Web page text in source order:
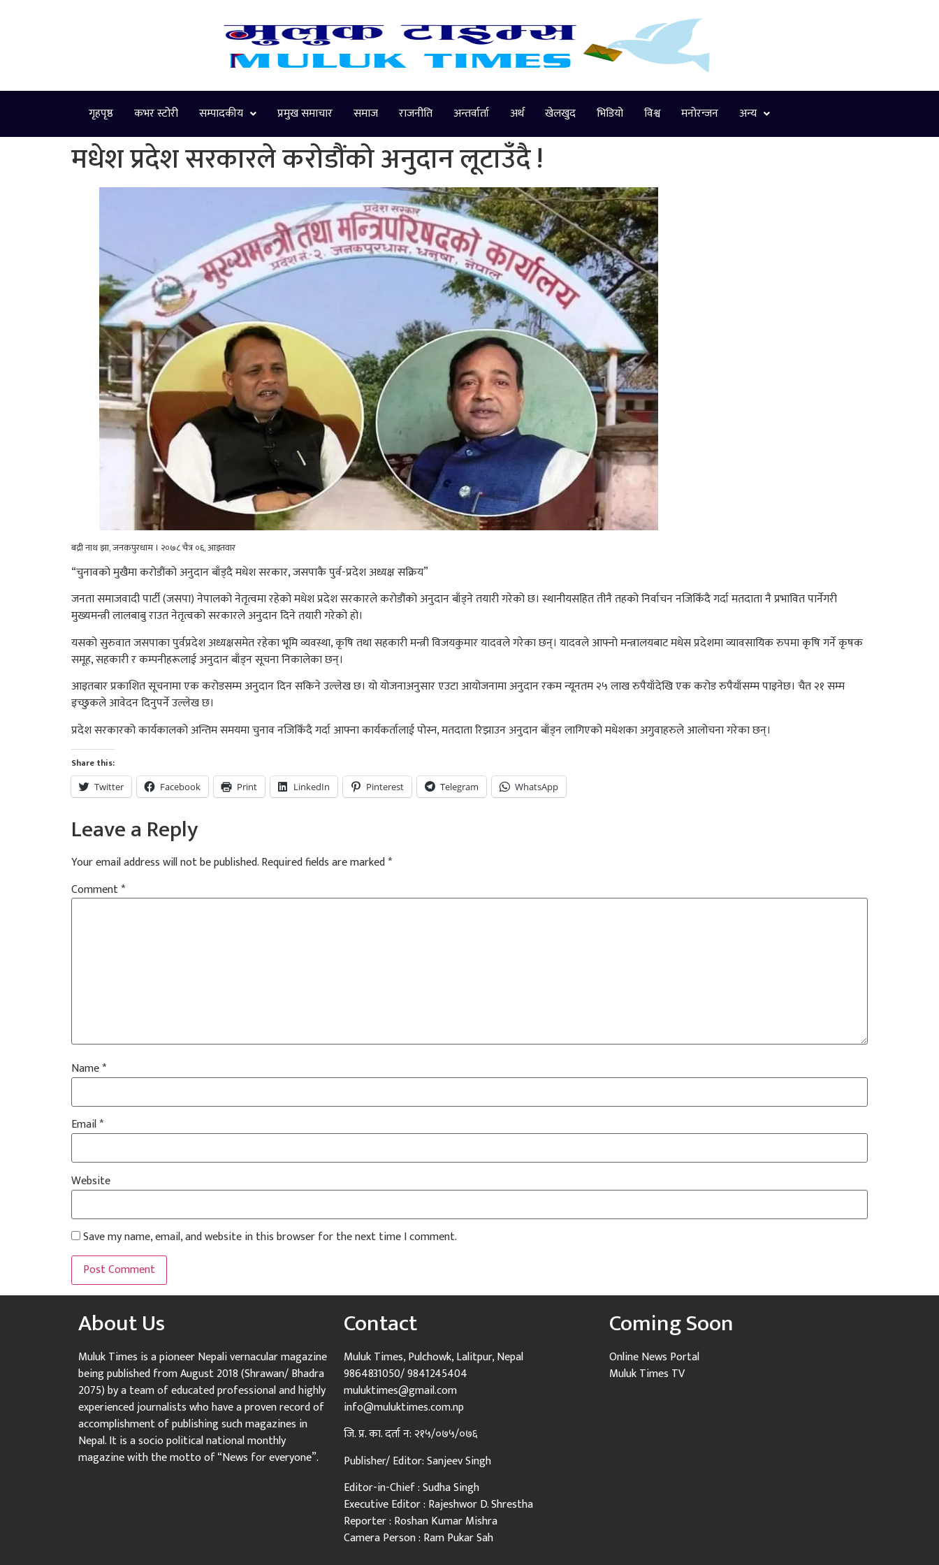
गृहपृष्ठ कभर स्टोरी सम्पादकीय प्रमुख समाचार समाज राजनीति अन्तर्वार्ता अर्थ खेलखुद भिडियो विश्व मनोरन्जन अन्य
मधेश प्रदेश सरकारले करोडौंको अनुदान लूटाउँदै !
बद्री नाथ झा, जनकपुरधाम । २०७८ चैत्र ०६, आइतवार
“चुनावको मुखैमा करोडौंको अनुदान बाँड्दै मधेश सरकार, जसपाकै पुर्व-प्रदेश अध्यक्ष सक्रिय”
जनता समाजवादी पार्टी (जसपा) नेपालको नेतृत्वमा रहेको मधेश प्रदेश सरकारले करोडौंको अनुदान बाँड्ने तयारी गरेको छ। स्थानीयसहित तीनै तहको निर्वाचन नजिकिँदै गर्दा मतदाता नै प्रभावित पार्नेगरी
मुख्यमन्त्री लालबाबु राउत नेतृत्वको सरकारले अनुदान दिने तयारी गरेको हो।
यसको सुरुवात जसपाका पुर्वप्रदेश अध्यक्षसमेत रहेका भूमि व्यवस्था, कृषि तथा सहकारी मन्त्री विजयकुमार यादवले गरेका छन्। यादवले आफ्नो मन्त्रालयबाट मधेस प्रदेशमा व्यावसायिक रुपमा कृषि गर्ने कृषक
समूह, सहकारी र कम्पनीहरूलाई अनुदान बाँड्न सूचना निकालेका छन्।
आइतबार प्रकाशित सूचनामा एक करोडसम्म अनुदान दिन सकिने उल्लेख छ। यो योजनाअनुसार एउटा आयोजनामा अनुदान रकम न्यूनतम २५ लाख रुपैयाँदेखि एक करोड रुपैयाँसम्म पाइनेछ। चैत २१ सम्म
इच्छुकले आवेदन दिनुपर्ने उल्लेख छ।
प्रदेश सरकारको कार्यकालको अन्तिम समयमा चुनाव नजिकिँदै गर्दा आफ्ना कार्यकर्तालाई पोस्न, मतदाता रिझाउन अनुदान बाँड्न लागिएको मधेशका अगुवाहरुले आलोचना गरेका छन्।
Share this:
Twitter Facebook Print LinkedIn Pinterest Telegram WhatsApp
Leave a Reply
Your email address will not be published.Required fields are marked*
Comment*
Name*
Email*
Website
Save my name, email, and website in this browser for the next time I comment.
About Us
Muluk Times is a pioneer Nepali vernacular magazine
being published from August 2018 (Shrawan/ Bhadra
2075) by a team of educated professional and highly
experienced journalists who have a proven record of
accomplishment of publishing such magazines in
Nepal. It is a socio political national monthly
magazine with the motto of “News for everyone”.
Contact
Muluk Times, Pulchowk, Lalitpur, Nepal
9864831050/ 9841245404
muluktimes@gmail.com
info@muluktimes.com.np
जि. प्र. का. दर्ता न: २१५/०७५/०७६
Publisher/ Editor: Sanjeev Singh
Editor-in-Chief : Sudha Singh
Executive Editor : Rajeshwor D. Shrestha
Reporter : Roshan Kumar Mishra
Camera Person : Ram Pukar Sah
Coming Soon
Online News Portal
Muluk Times TV